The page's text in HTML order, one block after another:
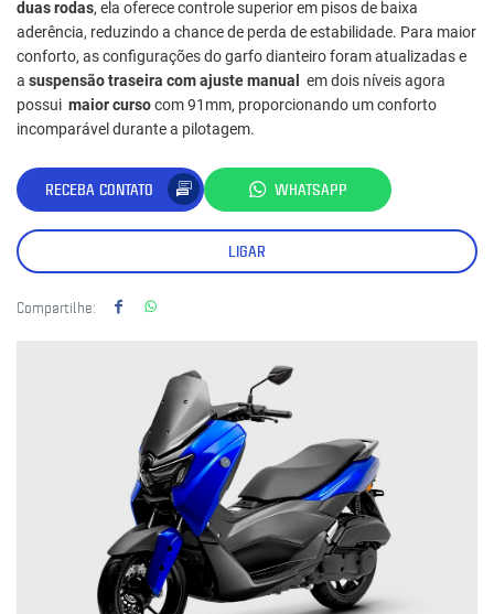
duas rodas, ela oferece controle superior em pisos de baixa
aderência, reduzindo a chance de perda de estabilidade. Para maior
conforto, as configurações do garfo dianteiro foram atualizadas e
a suspensão traseira com ajuste manual
em dois níveis agora
possui maior cursocom 91mm, proporcionando um conforto
incomparável durante a pilotagem.
RECEBA CONTATO WHATSAPP
LIGAR
Compartilhe: